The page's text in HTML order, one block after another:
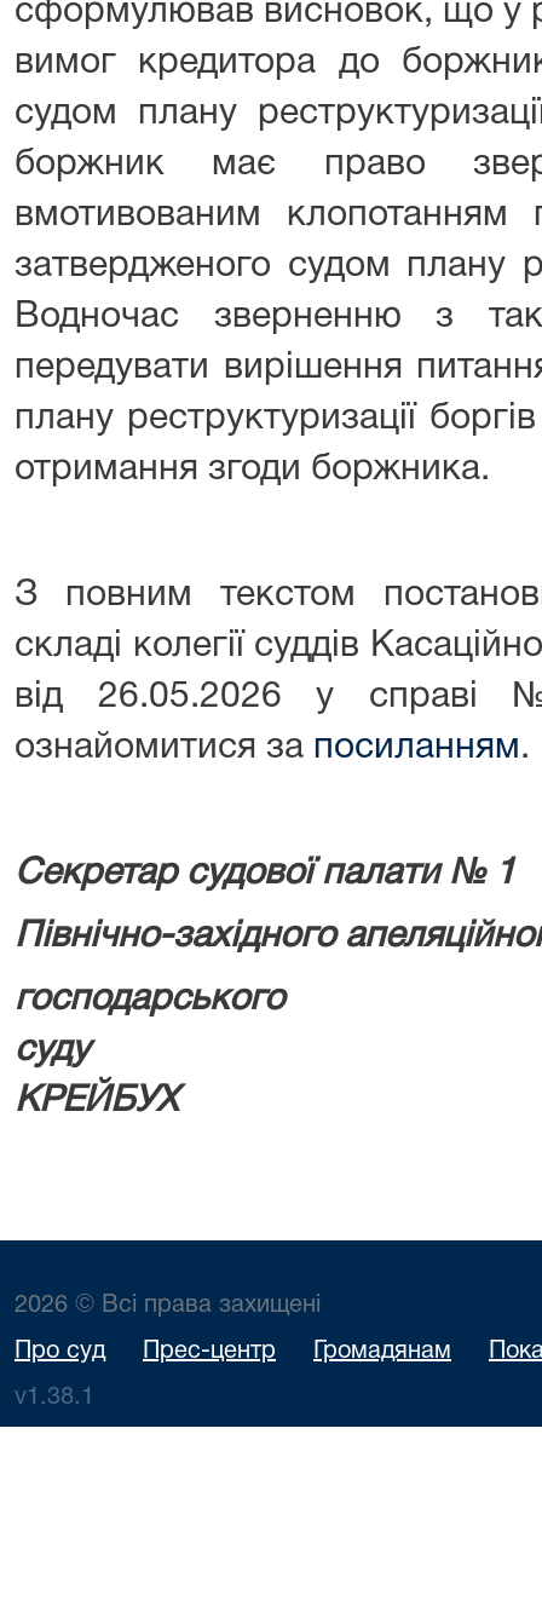
сформулював висновок, що у
вимог кредитора до
судом плану
боржник має право
вмотивованим
затвердженого судом плану
Водночас зверненню з
передувати вирішення
плану реструктуризації
отримання згоди боржника.
З повним текстом
складі колегії суддів
від 26.05.2026 у
ознайомитися за посиланням.
Секретар судової палати № 1
Північно-західного
господарського
суду
КРЕЙБУХ
2026 © Всі права захищені
Про суд Прес-центр Громадянам
v1.38.1